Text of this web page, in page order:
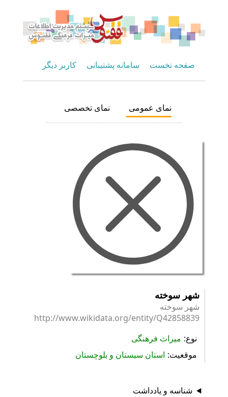
صفحه نخست سامانه پشتیبانی کاربر دیگر
نمای عمومی نمای تخصصی
شهر سوخته
شهر سوخته
http://www.wikidata.org/entity/Q42858839
نوع میراث فرهنگی
موقعیت استان سیستان و بلوچستان
شناسه و یادداشت